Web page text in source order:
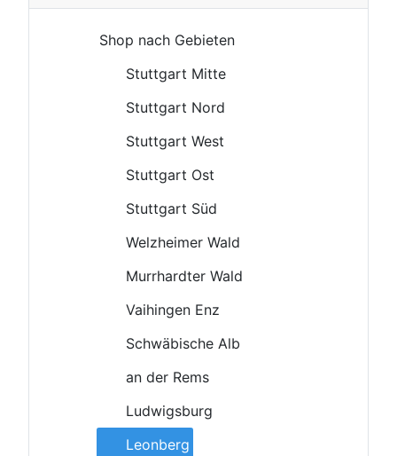
Shop nach Gebieten
Stuttgart Mitte
Stuttgart Nord
Stuttgart West
Stuttgart Ost
Stuttgart Süd
Welzheimer Wald
Murrhardter Wald
Vaihingen Enz
Schwäbische Alb
an der Rems
Ludwigsburg
Leonberg